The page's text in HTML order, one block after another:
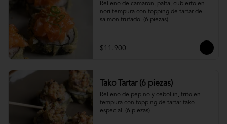
Relleno de camaron, palta, cubierto en
nori tempura con topping de tartar de
salmon trufado. (6 piezas)
$11.900
Tako Tartar (6 piezas)
Relleno de pepino y cebollin, frito en
tempura con topping de tartar tako
especial. (6 piezas)